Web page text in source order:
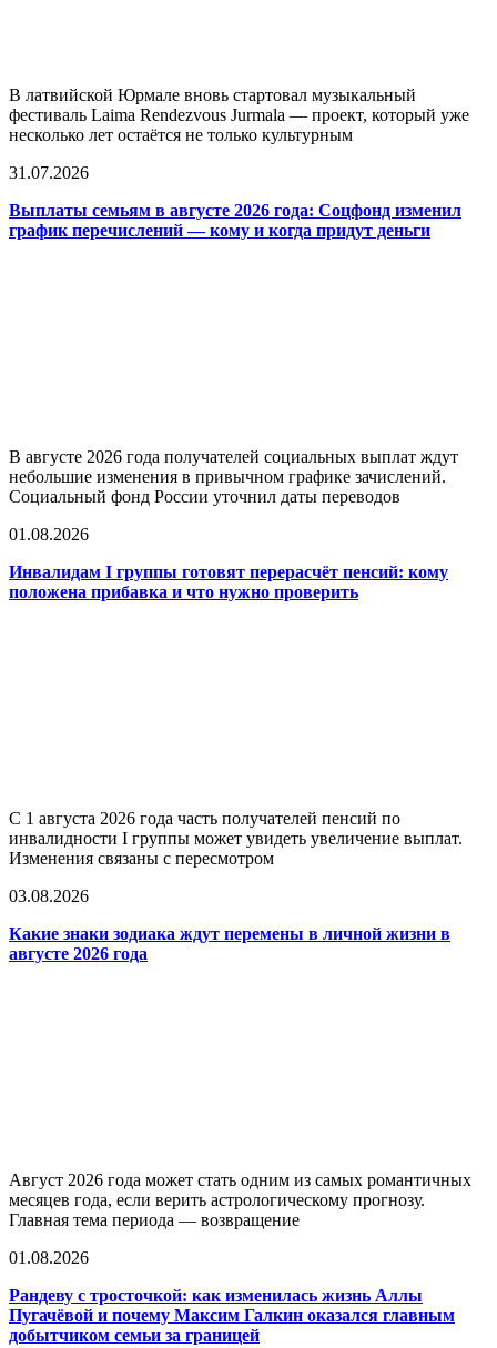
В латвийской Юрмале вновь стартовал музыкальный
фестиваль Laima Rendezvous Jurmala — проект, который уже
несколько лет остаётся не только культурным
31.07.2026
Выплаты семьям в августе 2026 года: Соцфонд изменил
график перечислений — кому и когда придут деньги
В августе 2026 года получателей социальных выплат ждут
небольшие изменения в привычном графике зачислений.
Социальный фонд России уточнил даты переводов
01.08.2026
Инвалидам I группы готовят перерасчёт пенсий: кому
положена прибавка и что нужно проверить
С 1 августа 2026 года часть получателей пенсий по
инвалидности I группы может увидеть увеличение выплат.
Изменения связаны с пересмотром
03.08.2026
Какие знаки зодиака ждут перемены в личной жизни в
августе 2026 года
Август 2026 года может стать одним из самых романтичных
месяцев года, если верить астрологическому прогнозу.
Главная тема периода — возвращение
01.08.2026
Рандеву с тросточкой: как изменилась жизнь Аллы
Пугачёвой и почему Максим Галкин оказался главным
добытчиком семьи за границей